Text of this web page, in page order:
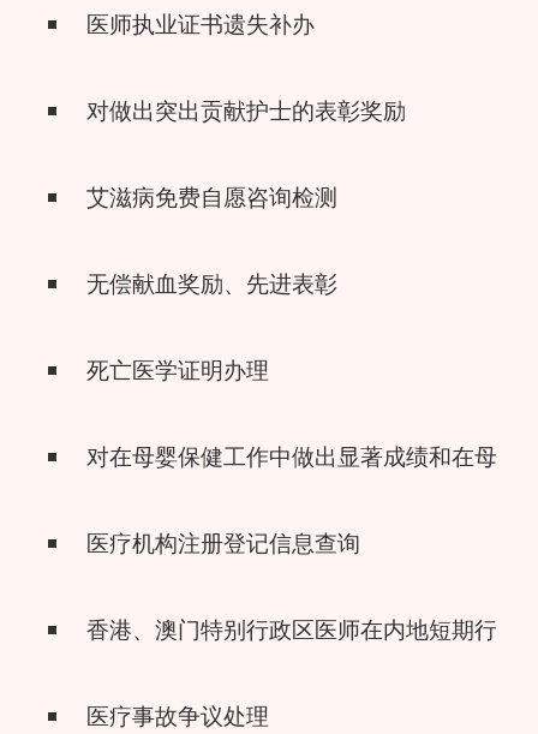
医师执业证书遗失补办
对做出突出贡献护士的表彰奖励
艾滋病免费自愿咨询检测
无偿献血奖励、先进表彰
死亡医学证明办理
对在母婴保健工作中做出显著成绩和在母婴
医疗机构注册登记信息查询
香港、澳门特别行政区医师在内地短期行医
医疗事故争议处理